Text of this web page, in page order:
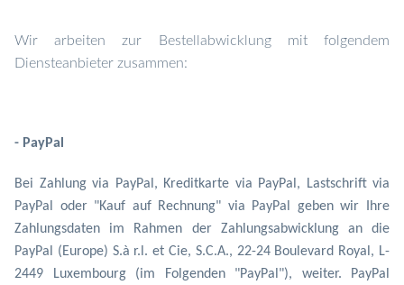
Wir arbeiten zur Bestellabwicklung mit folgendem
Diensteanbieter zusammen:
- PayPal
Bei Zahlung via PayPal, Kreditkarte via PayPal, Lastschrift via
PayPal oder "Kauf auf Rechnung" via PayPal geben wir Ihre
Zahlungsdaten im Rahmen der Zahlungsabwicklung an die
PayPal (Europe) S.à r.l. et Cie, S.C.A., 22-24 Boulevard Royal, L-
2449 Luxembourg (im Folgenden "PayPal"), weiter. PayPal